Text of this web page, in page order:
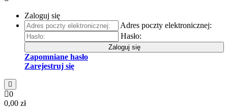
Zaloguj się
Adres poczty elektronicznej:
Hasło:
Zaloguj się
Zapomniane hasło
Zarejestruj się
0
0,00 zł